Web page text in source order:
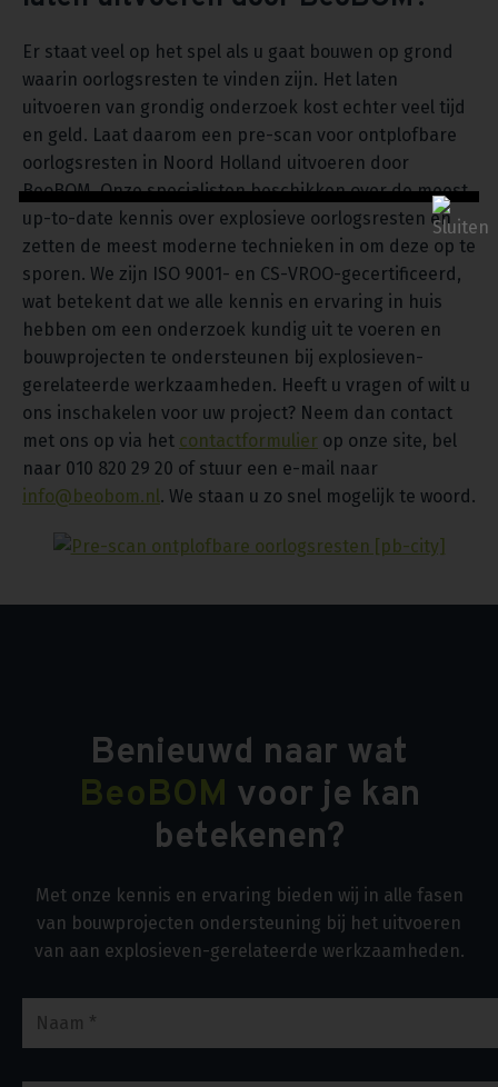
Er staat veel op het spel als u gaat bouwen op grond
waarin oorlogsresten te vinden zijn. Het laten
uitvoeren van grondig onderzoek kost echter veel tijd
en geld. Laat daarom een pre-scan voor ontplofbare
oorlogsresten in Noord Holland uitvoeren door
BeoBOM. Onze specialisten beschikken over de meest
up-to-date kennis over explosieve oorlogsresten en
zetten de meest moderne technieken in om deze op te
sporen. We zijn ISO 9001- en CS-VROO-gecertificeerd,
wat betekent dat we alle kennis en ervaring in huis
hebben om een onderzoek kundig uit te voeren en
bouwprojecten te ondersteunen bij explosieven-
gerelateerde werkzaamheden. Heeft u vragen of wilt u
ons inschakelen voor uw project? Neem dan contact
met ons op via het contactformulier op onze site, bel
naar 010 820 29 20 of stuur een e-mail naar
info@beobom.nl. We staan u zo snel mogelijk te woord.
Benieuwd naar wat
BeoBOM voor je kan
betekenen?
Met onze kennis en ervaring bieden wij in alle fasen
van bouwprojecten ondersteuning bij het uitvoeren
van aan explosieven-gerelateerde werkzaamheden.